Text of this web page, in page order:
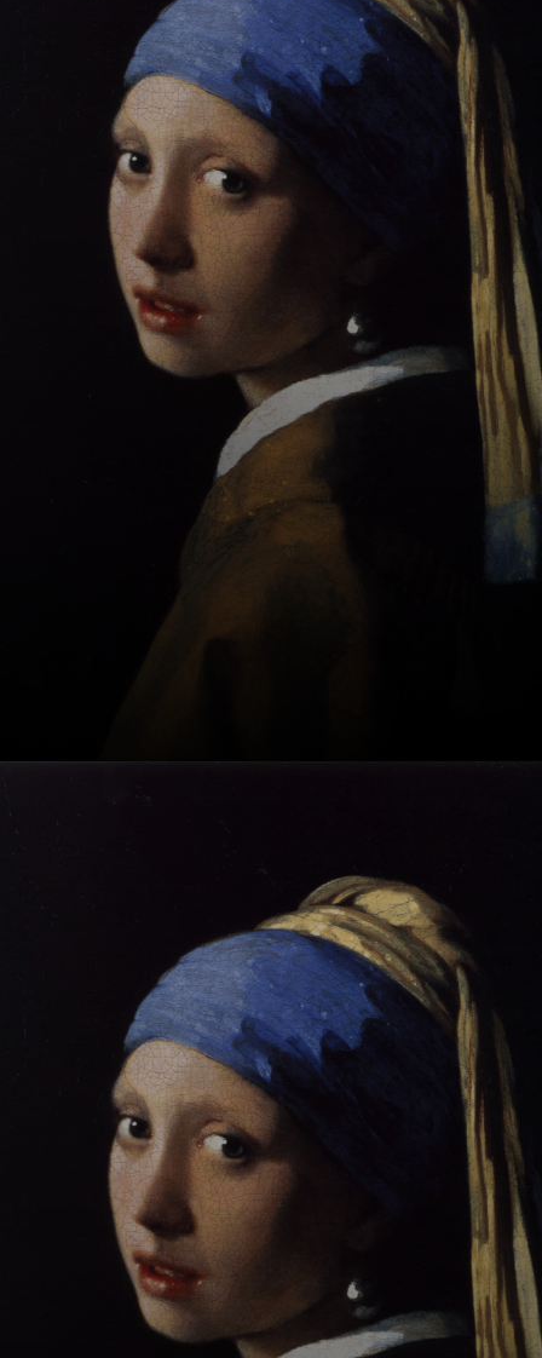
In den 1640er
Jahren wurde der
junge Vermeer als
Malerlehrling
angemeldet, aber
es gibt keine
Beweise dafür, bei
wem er in die
Lehre ging.
Vermeer heiratete
Catherina Bolnes,
die Tochter einer
wohlhabenden
katholischen
Familie in Delft,